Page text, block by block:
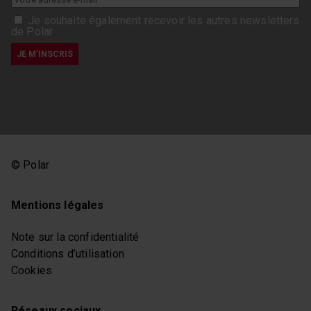
Je souhaite également recevoir les autres newsletters
de Polar
© Polar
Mentions légales
Note sur la confidentialité
Conditions d’utilisation
Cookies